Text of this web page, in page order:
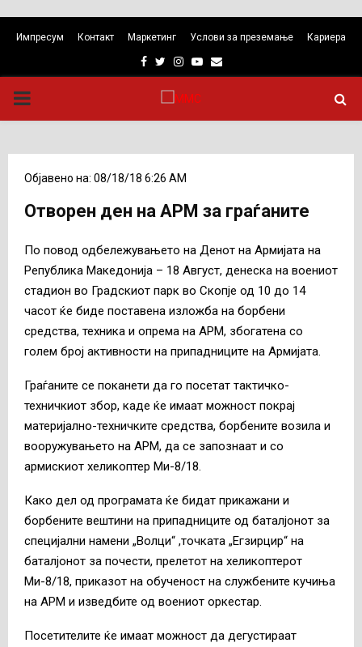
Импресум Контакт Маркетинг Услови за преземање Кариера
Facebook
TwitterInstagram
Youtube
Email
PRIMARY
Објавено на: 08/18/18 6:26 AM
Отворен ден на АРМ за граѓаните
По повод одбележувањето на Денот на Армијата на
Република Македонија – 18 Август, денеска на воениот
стадион во Градскиот парк во Скопје од 10 до 14
часот ќе биде поставена изложба на борбени
средства, техника и опрема на АРМ, збогатена со
голем број активности на припадниците на Армијата.
Граѓаните се поканети да го посетат тактичко-
техничкиот збор, каде ќе имаат можност покрај
материјално-техничките средства, борбените возила и
вооружувањето на АРМ, да се запознаат и со
армискиот хеликоптер Ми-8/18.
Како дел од програмата ќе бидат прикажани и
борбените вештини на припадниците од баталјонот за
специјални намени „Волци“ ,точката „Егзирцир“ на
баталјонот за почести, прелетот на хеликоптерот
Ми-8/18, приказот на обученост на службените кучиња
на АРМ и изведбите од воениот оркестар.
Посетителите ќе имаат можност да дегустираат